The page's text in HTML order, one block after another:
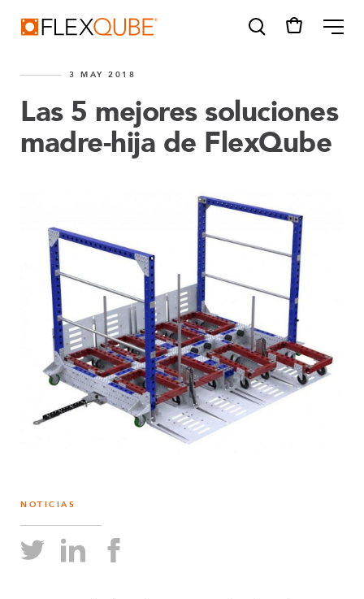
Find a sales person
How do I order?
3 MAY 2018
Las 5 mejores soluciones
madre-hija de FlexQube
NOTICIAS